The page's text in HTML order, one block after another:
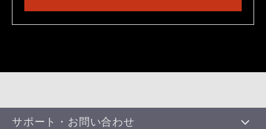
サポート・お問い合わせ